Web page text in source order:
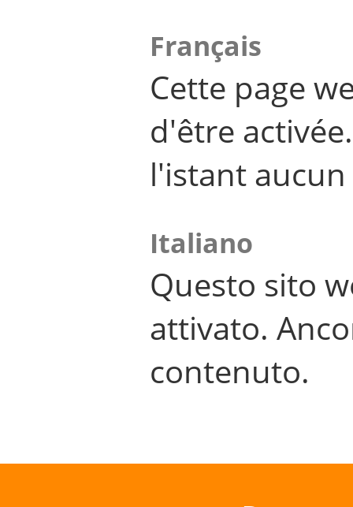
Français
Cette page
d'être
l'istant
Italiano
Questo sito
attivato.
contenuto.